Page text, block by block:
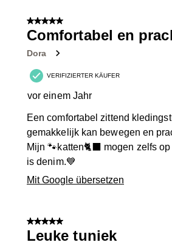
5 von 5 Sternen.
Comfortabel en
Dora
VERIFIZIERTER KÄUFER
vor einem Jahr
Een comfortabel zittend
gemakkelijk kan bewegen en
Mijn 🐾katten🐈‍⬛ mogen zelfs
is denim.💙
Mit Google übersetzen
5 von 5 Sternen.
Leuke tuniek